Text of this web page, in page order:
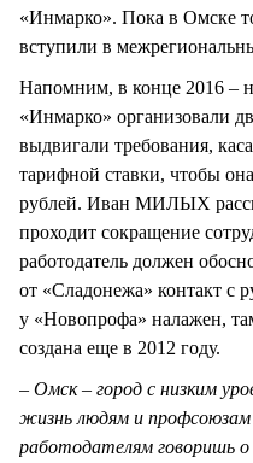
«Инмарко». Пока в Омске
вступили в
Напомним, в конце 2016 –
«Инмарко» организовали
выдвигали требования,
тарифной ставки, чтобы
рублей. Иван МИЛЫХ
проходит сокращение
работодатель должен
от «Сладонежа» контакт с
у «Новопрофа» налажен,
создана еще в 2012 году.
– Омск – город с низким
жизнь людям и
работодателям говоришь о